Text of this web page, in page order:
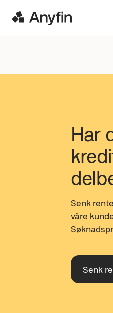
Har
Senk
våre
Senk